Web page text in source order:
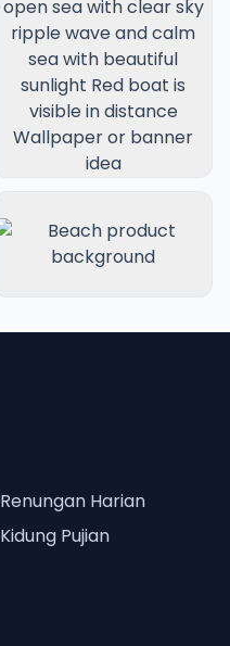
Renungan Harian
Kidung Pujian